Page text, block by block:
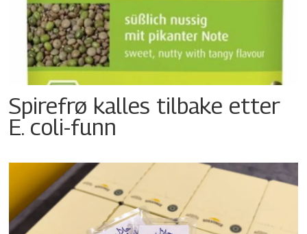
Spirefrø kalles tilbake etter
E. coli-funn